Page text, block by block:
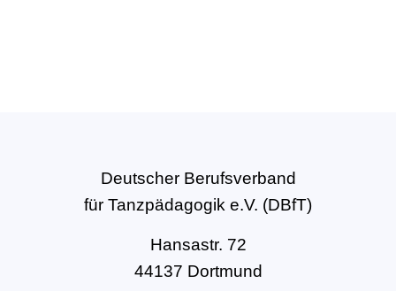
Deutscher Berufsverband
für Tanzpädagogik e.V. (DBfT)
Hansastr. 72
44137 Dortmund